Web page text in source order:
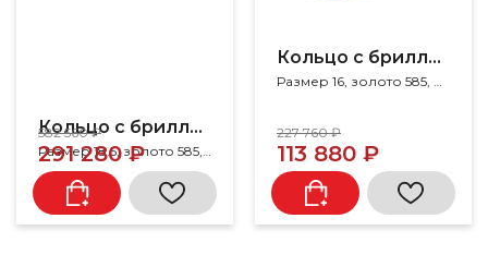
Кольцо с бриллиантами
582 560 ₽
291 280 ₽
Кольцо с бриллиантами
Размер 16, золото 585, бриллиант, сапфир
227 760 ₽
113 880 ₽